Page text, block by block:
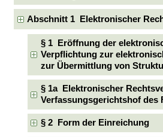
Abschnitt 1 Elektronischer
§ 1 Eröffnung der
Verpflichtung zur
zur Übermittlung von
§ 1a Elektronischer
Verfassungsgerichtshof des
§ 2 Form der Einreichung